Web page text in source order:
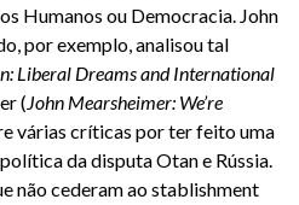
Humanos ou Democracia. John
por exemplo, analisou tal
Liberal Dreams and International
(John Mearsheimer: We’re
várias críticas por ter feito uma
da disputa Otan e Rússia.
não cederam ao stablishment